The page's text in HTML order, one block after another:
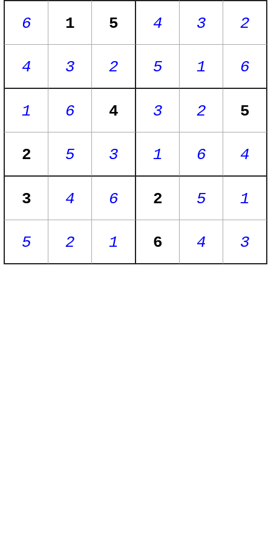
6 1 5 4 3 2
4 3 2 5 1 6
1 6 4 3 2 5
2 5 3 1 6 4
3 4 6 2 5 1
5 2 1 6 4 3